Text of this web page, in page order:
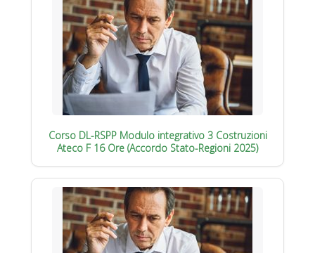
Corso DL-RSPP Modulo integrativo 3 Costruzioni
Ateco F 16 Ore (Accordo Stato-Regioni 2025)